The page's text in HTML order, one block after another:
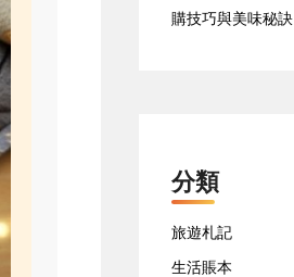
購技巧與美味秘訣
分類
旅遊札記
生活賬本